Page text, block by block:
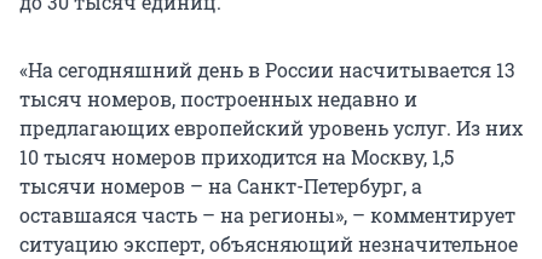
«На сегодняшний день в России насчитывается 13
тысяч номеров, построенных недавно и
предлагающих европейский уровень услуг. Из них
10 тысяч номеров приходится на Москву, 1,5
тысячи номеров – на Санкт-Петербург, а
оставшаяся часть – на регионы», – комментирует
ситуацию эксперт, объясняющий незначительное